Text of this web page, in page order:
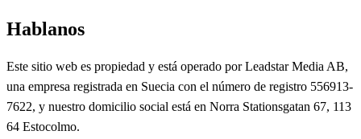
Hablanos
Este sitio web es propiedad y está operado por Leadstar Media AB,
una empresa registrada en Suecia con el número de registro 556913-
7622, y nuestro domicilio social está en Norra Stationsgatan 67, 113
64 Estocolmo.